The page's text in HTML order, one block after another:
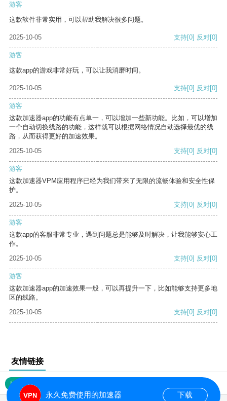
游客
这款软件非常实用，可以帮助我解决很多问题。
2025-10-05 支持[0] 反对[0]
游客
这款app的游戏非常好玩，可以让我消磨时间。
2025-10-05 支持[0] 反对[0]
游客
这款加速器app的功能有点单一，可以增加一些新功能。比如，可以增加
一个自动切换线路的功能，这样就可以根据网络情况自动选择最优的线
路，从而获得更好的加速效果。
2025-10-05
支持[0] 反对[0]
游客
这款加速器VPM应用程序已经为我们带来了无限的流畅体验和安全性保
护。
2025-10-05
支持[0] 反对[0]
游客
这款app的客服非常专业，遇到问题总是能够及时解决，让我能够安心工
作。
2025-10-05
支持[0] 反对[0]
游客
这款加速器app的加速效果一般，可以再提升一下，比如能够支持更多地
区的线路。
2025-10-05
支持[0] 反对[0]
友情链接
网站地图
永久免费使用的加速器 下载